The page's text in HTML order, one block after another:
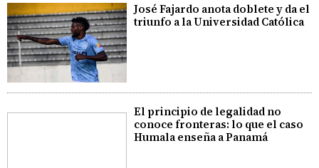
José Fajardo anota doblete y da el
triunfo a la Universidad Católica
El principio de legalidad no
conoce fronteras: lo que el caso
Humala enseña a Panamá